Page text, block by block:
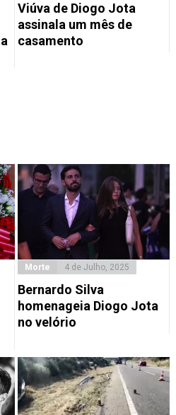
Viúva de Diogo Jota
assinala um mês de
casamento
Morte 4 de Julho, 2025
Bernardo Silva
homenageia Diogo Jota
no velório